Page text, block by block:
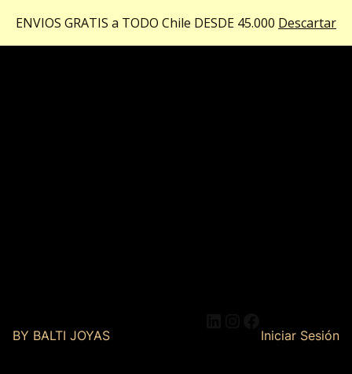
BY BALTI JOYAS Iniciar Sesión
ENVIOS GRATIS a TODO Chile DESDE 45.000 Descartar